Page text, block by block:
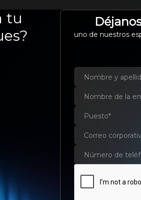
SERVICIOS Y SOLUCIONES
no debería
tu gasto en la
tu
uno de nuestros